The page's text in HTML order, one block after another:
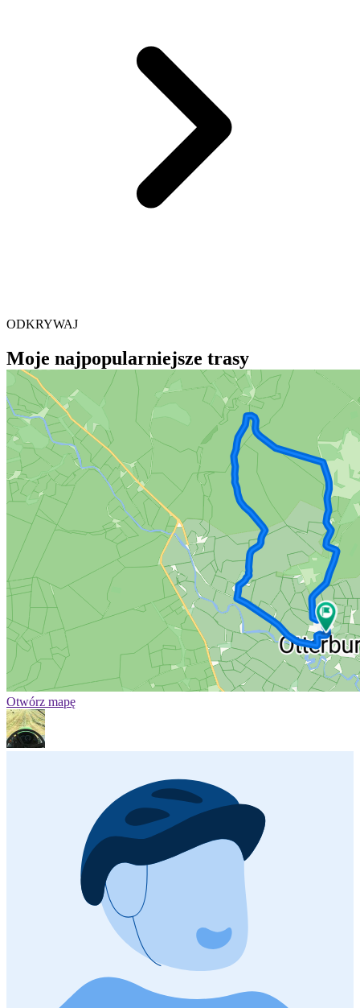
ODKRYWAJ
Moje najpopularniejsze trasy
Otwórz mapę